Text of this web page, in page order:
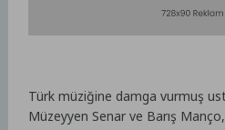
Türk müziğine damga vurmuş
Müzeyyen Senar ve Barış